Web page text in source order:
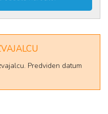
Predviden datum